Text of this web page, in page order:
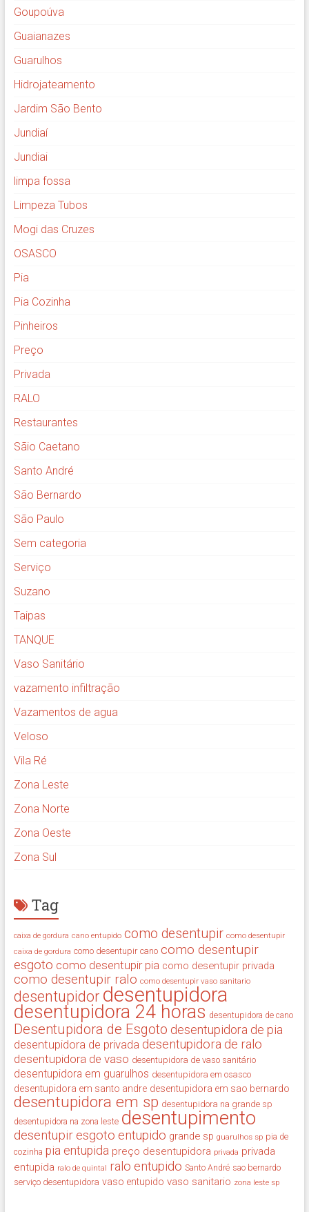
Goupoúva
Guaianazes
Guarulhos
Hidrojateamento
Jardim São Bento
Jundiaí
Jundiai
limpa fossa
Limpeza Tubos
Mogi das Cruzes
OSASCO
Pia
Pia Cozinha
Pinheiros
Preço
Privada
RALO
Restaurantes
Sãio Caetano
Santo André
São Bernardo
São Paulo
Sem categoria
Serviço
Suzano
Taipas
TANQUE
Vaso Sanitário
vazamento infiltração
Vazamentos de agua
Veloso
Vila Ré
Zona Leste
Zona Norte
Zona Oeste
Zona Sul
Tag
caixa de gordura cano entupido como desentupir como desentupir
caixa de gordura como desentupir cano como desentupir
esgoto como desentupir pia como desentupir privada
como desentupir ralo como desentupir vaso sanitario
desentupidor desentupidora
desentupidora 24 horas desentupidora de cano
Desentupidora de Esgoto desentupidora de pia
desentupidora de privada desentupidora de ralo
desentupidora de vaso desentupidora de vaso sanitário
desentupidora em guarulhos desentupidora em osasco
desentupidora em santo andre desentupidora em sao bernardo
desentupidora em sp desentupidora na grande sp
desentupidora na zona leste desentupimento
desentupir esgoto entupido grande sp guarulhos sp pia de
cozinha pia entupida preço desentupidora privada privada
entupida ralo de quintal ralo entupido Santo André sao bernardo
serviço desentupidora vaso entupido vaso sanitario zona leste sp